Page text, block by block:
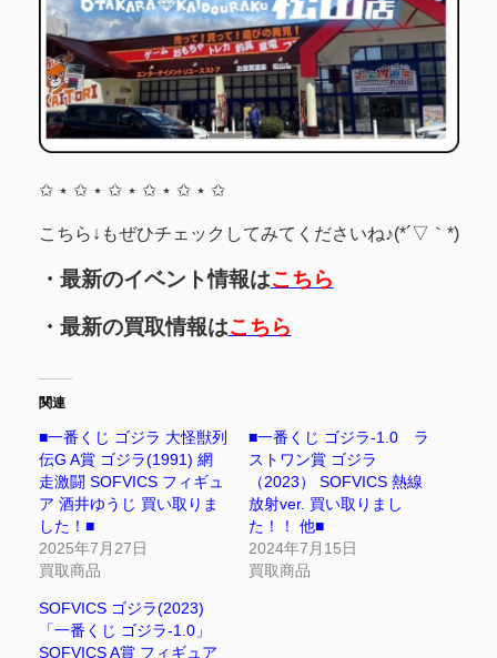
✩ ⋆ ✩ ⋆ ✩ ⋆ ✩ ⋆ ✩ ⋆ ✩
こちら↓もぜひチェックしてみてくださいね♪(*´▽｀*)
・最新のイベント情報はこちら
・最新の買取情報はこちら
関連
■一番くじ ゴジラ 大怪獣列
伝G A賞 ゴジラ(1991) 網
走激闘 SOFVICS フィギュ
ア 酒井ゆうじ 買い取りま
した！■
2025年7月27日
買取商品
■一番くじ ゴジラ-1.0 ラ
ストワン賞 ゴジラ
（2023） SOFVICS 熱線
放射ver. 買い取りまし
た！！ 他■
2024年7月15日
買取商品
SOFVICS ゴジラ(2023)
「一番くじ ゴジラ-1.0」
SOFVICS A賞 フィギュア